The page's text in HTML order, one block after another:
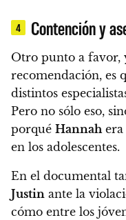
4 Contención y
Otro punto a favor,
recomendación, es
distintos
Pero no sólo eso,
porqué Hannahera
en los adolescentes.
En el documental
Justin ante la
cómo entre los